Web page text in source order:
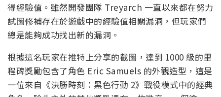
得經驗值。雖然開發團隊 Treyarch 一直以來都在努力
試圖修補存在於遊戲中的經驗值相關漏洞，但玩家們
總是能夠成功找出新的漏洞。
根據這名玩家在推特上分享的截圖，達到 1000 級的里
程碑獎勵包含了角色 Eric Samuels 的外觀造型，這是
一位來自《決勝時刻：黑色行動 2》戰役模式中的經典